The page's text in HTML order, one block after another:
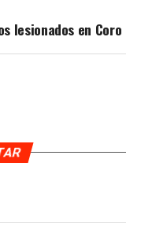
lesionados en Coro